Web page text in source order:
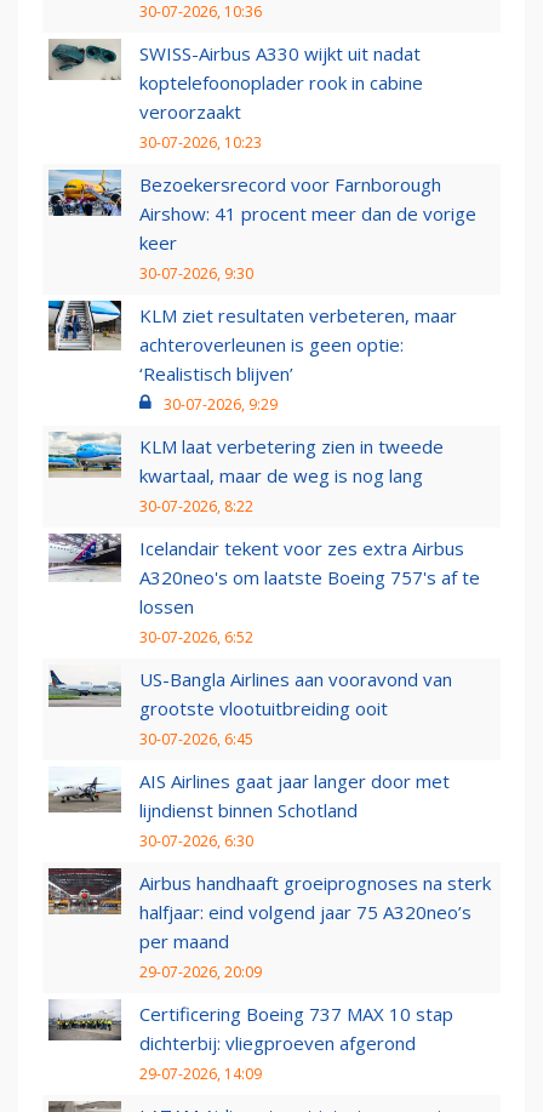
30-07-2026, 10:36
SWISS-Airbus A330 wijkt uit nadat
koptelefoonoplader rook in cabine
veroorzaakt
30-07-2026, 10:23
Bezoekersrecord voor Farnborough
Airshow: 41 procent meer dan de vorige
keer
30-07-2026, 9:30
KLM ziet resultaten verbeteren, maar
achteroverleunen is geen optie:
‘Realistisch blijven’
30-07-2026, 9:29
KLM laat verbetering zien in tweede
kwartaal, maar de weg is nog lang
30-07-2026, 8:22
Icelandair tekent voor zes extra Airbus
A320neo's om laatste Boeing 757's af te
lossen
30-07-2026, 6:52
US-Bangla Airlines aan vooravond van
grootste vlootuitbreiding ooit
30-07-2026, 6:45
AIS Airlines gaat jaar langer door met
lijndienst binnen Schotland
30-07-2026, 6:30
Airbus handhaaft groeiprognoses na sterk
halfjaar: eind volgend jaar 75 A320neo’s
per maand
29-07-2026, 20:09
Certificering Boeing 737 MAX 10 stap
dichterbij: vliegproeven afgerond
29-07-2026, 14:09